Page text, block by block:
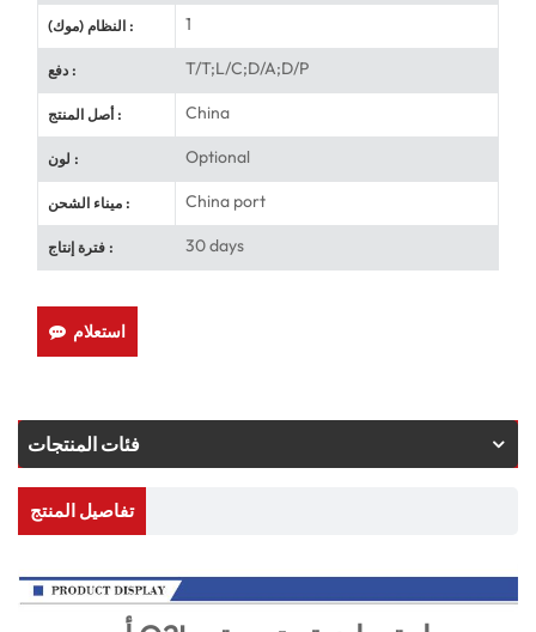
النظام (موك) : 1
دفع : T/T;L/C;D/A;D/P
أصل المنتج : China
لون : Optional
ميناء الشحن : China port
فترة إنتاج : 30 days
استعلام
فئات المنتجات
تفاصيل المنتج